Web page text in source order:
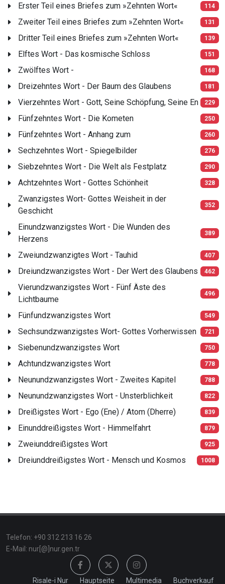
Erster Teil eines Briefes zum »Zehnten Wort« 114
Zweiter Teil eines Briefes zum »Zehnten Wort« 131
Dritter Teil eines Briefes zum »Zehnten Wort« 139
Elftes Wort - Das kosmische Schloss 151
Zwölftes Wort - 168
Dreizehntes Wort - Der Baum des Glaubens 181
Vierzehntes Wort - Gott, Seine Schöpfung, Seine En 229
Fünfzehntes Wort - Die Kometen 250
Fünfzehntes Wort - Anhang zum 260
Sechzehntes Wort - Spiegelbilder 276
Siebzehntes Wort - Die Welt als Festplatz 290
Achtzehntes Wort - Gottes Schönheit 328
Zwanzigstes Wort- Gottes Weisheit in der
Geschicht
352
Einundzwanzigstes Wort - Die Wunden des
Herzens
389
Zweiundzwanzigtes Wort - Tauhid 407
Dreiundzwanzigstes Wort - Der Wert des Glaubens 462
Vierundzwanzigstes Wort - Fünf Äste des
Lichtbaume
496
Fünfundzwanzigstes Wort 549
Sechsundzwanzigstes Wort- Gottes Vorherwissen 721
Siebenundzwanzigstes Wort 750
Achtundzwanzigstes Wort 778
Neunundzwanzigstes Wort - Zweites Kapitel 788
Neunundzwanzigstes Wort - Unsterblichkeit 822
Dreißigstes Wort - Ego (Ene) / Atom (Dherre) 839
Einunddreißigstes Wort - Himmelfahrt 879
Zweiunddreißigstes Wort 925
Dreiunddreißigstes Wort - Mensch und Kosmos 1008
Telefon: +90 312 213 16 26
E-Mail: nur[@]nur.gen.tr
Risale-i Nur Hauptseite Multimedia Buchverkauf